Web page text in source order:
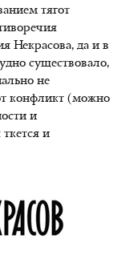
тягот
Некрасова, да и в
существовало,
не
конфликт (можно
и
и